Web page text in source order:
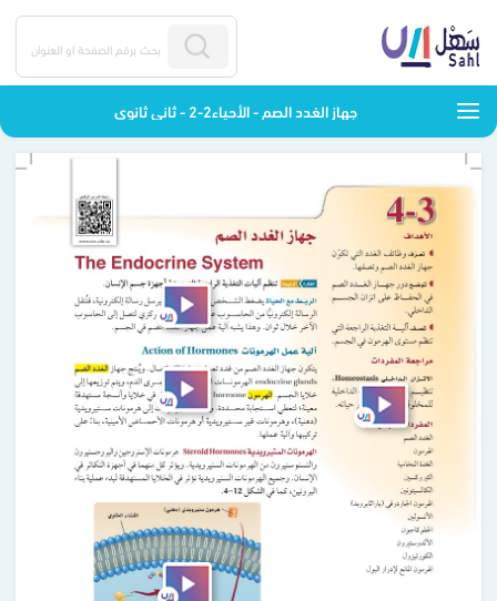
جهاز الغدد الصم - الأحياء2-2 - ثاني ثانوي